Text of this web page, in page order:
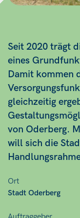
Seit 2020 trägt
eines
Damit kommen
gleichzeitig
von Oderberg.
will sich die
Ort
Stadt Oderberg